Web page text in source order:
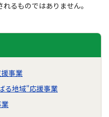
るものではありません。
事業
る地域"応援事業